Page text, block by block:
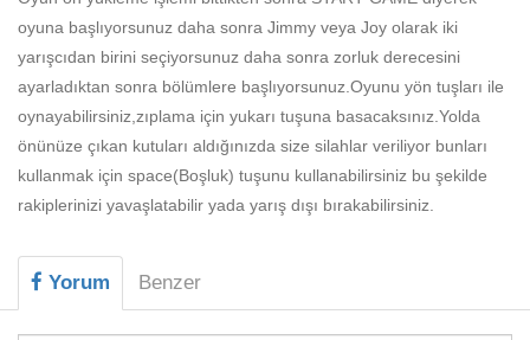
Basketbol
Motor
Beceri
Komik
Macera
Mario
Savaş
Oyun
Eğitim Haberleri
oyuna başlıyorsunuz daha sonra Jimmy veya Joy olarak iki
yarışcıdan birini seçiyorsunuz daha sonra zorluk derecesini
ayarladıktan sonra bölümlere başlıyorsunuz.Oyunu yön tuşları ile
oynayabilirsiniz,zıplama için yukarı tuşuna basacaksınız.Yolda
önünüze çıkan kutuları aldığınızda size silahlar veriliyor bunları
kullanmak için space(Boşluk) tuşunu kullanabilirsiniz bu şekilde
rakiplerinizi yavaşlatabilir yada yarış dışı bırakabilirsiniz.
Yorum Benzer